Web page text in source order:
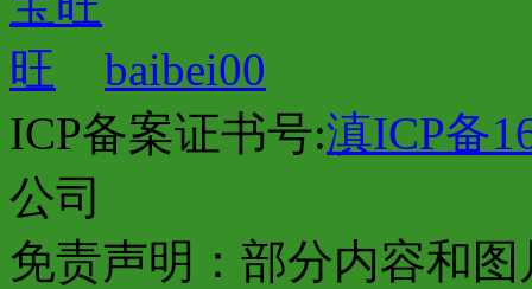
baibei00
ICP备案证书号:滇ICP备
公司
免责声明：部分内容和